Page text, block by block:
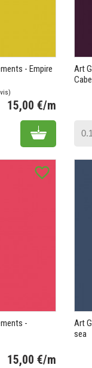
- Empire
15,00 €/m
Add to cart
Art
favorite_border
-
15,00 €/m
Art
sea